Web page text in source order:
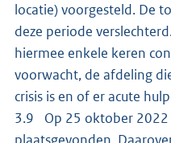
locatie) voorgesteld. De
deze periode
hiermee enkele keren
voorwacht, de afdeling
crisis is en of er acute
3.9 Op 25 oktober 2022